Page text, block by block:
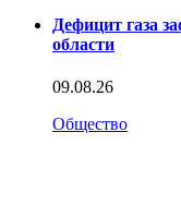
Дефицит газа
области
09.08.26
Общество